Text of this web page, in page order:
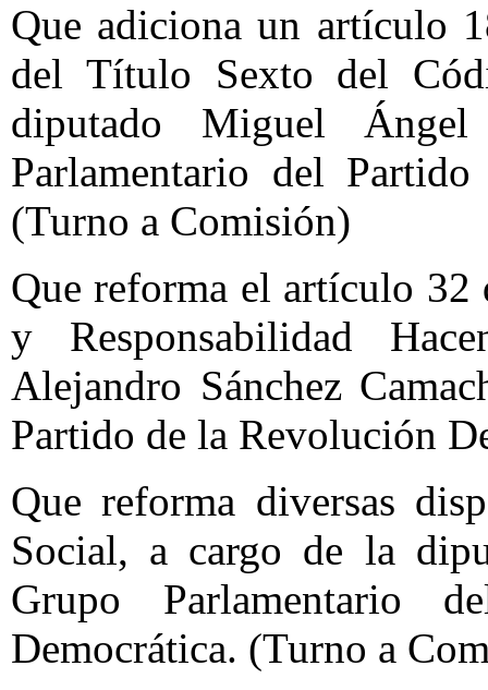
Que adiciona un artículo
del Título Sexto del
diputado Miguel
Parlamentario del
(Turno a Comisión)
Que reforma el artículo 32
y Responsabilidad
Alejandro Sánchez
Partido de la Revolución
Que reforma diversas
Social, a cargo de la
Grupo Parlamentario
Democrática. (Turno a